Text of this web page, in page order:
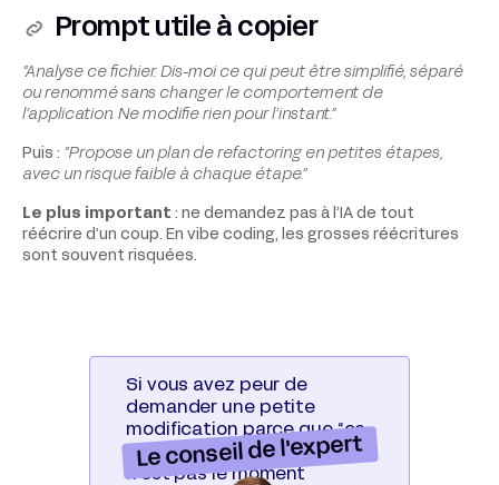
Prompt utile à copier
“Analyse ce fichier. Dis-moi ce qui peut être simplifié, séparé
ou renommé sans changer le comportement de
l’application. Ne modifie rien pour l’instant.”
Puis : “Propose un plan de refactoring en petites étapes,
avec un risque faible à chaque étape.”
Le plus important : ne demandez pas à l’IA de tout
réécrire d’un coup. En vibe coding, les grosses réécritures
sont souvent risquées.
Si vous avez peur de
demander une petite
modification parce que “ça
risque de tout casser”, ce
n’est pas le moment
Le conseil de l'expert